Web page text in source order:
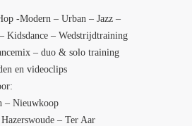
-Modern – Urban – Jazz –
Kidsdance – Wedstrijdtraining
– duo & solo training
en videoclips
– Nieuwkoop
– Ter Aar